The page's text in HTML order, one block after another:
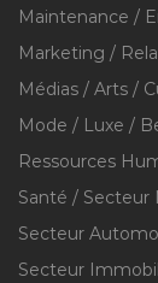
Maintenance /
Marketing /
Médias / Arts /
Mode / Luxe /
Ressources
Santé / Secteur
Secteur
Secteur